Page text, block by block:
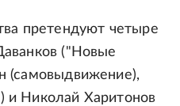
претендуют четыре
("Новые
(самовыдвижение),
Николай Харитонов